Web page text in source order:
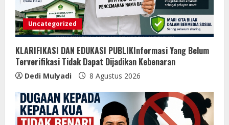
Uncategorized
KLARIFIKASI DAN EDUKASI PUBLIKInformasi Yang Belum
Terverifikasi Tidak Dapat Dijadikan Kebenaran
Dedi Mulyadi 8 Agustus 2026